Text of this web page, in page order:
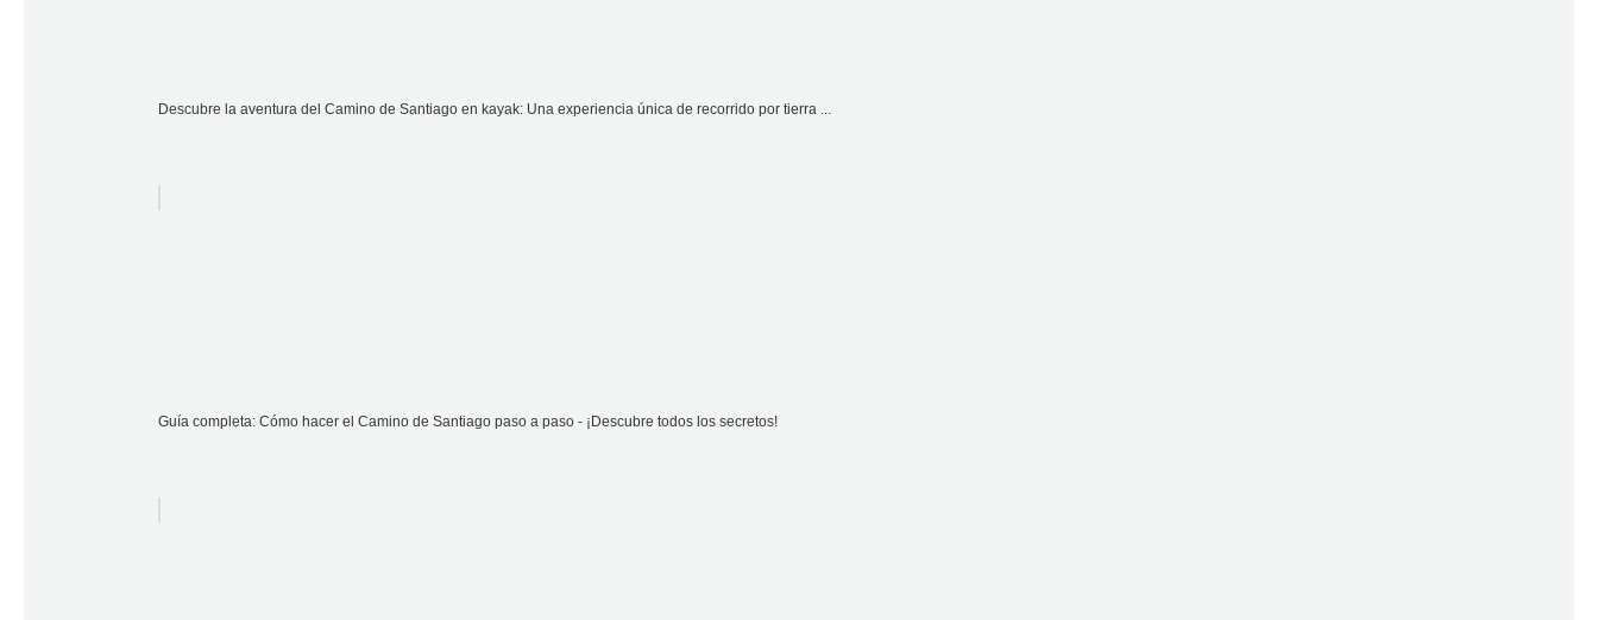
Descubre la aventura del Camino de Santiago en kayak: Una experiencia única de recorrido por tierra ...
Guía completa: Cómo hacer el Camino de Santiago paso a paso - ¡Descubre todos los secretos!